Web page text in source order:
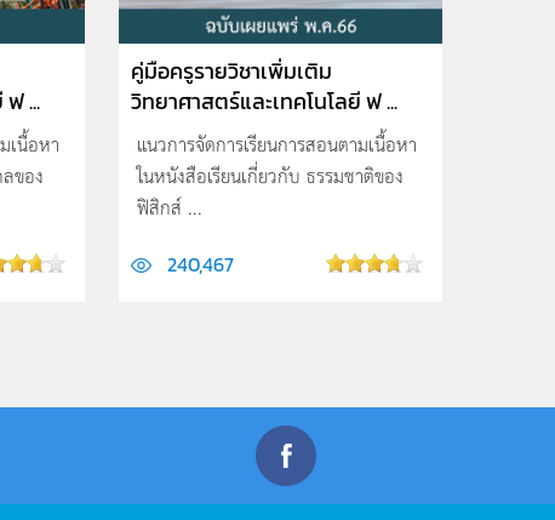
...
เนื้อหา
ของ
คู่มือครูรายวิชาเพิ่มเติม
วิทยาศาสตร์และเทคโนโลยี ฟ ...
แนวการจัดการเรียนการสอนตามเนื้อหา
ในหนังสือเรียนเกี่ยวกับ ธรรมชาติของ
ฟิสิกส์ ...
240,467